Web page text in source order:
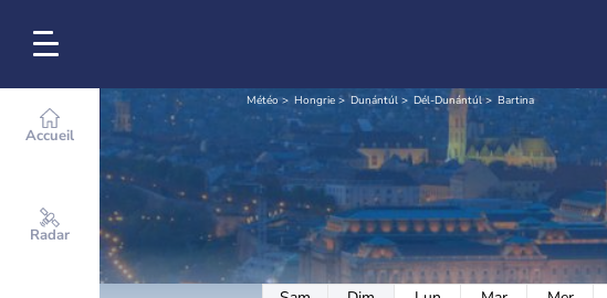
Accueil
Radar
Météo Hongrie Dunántúl Dél-Dunántúl Bartina